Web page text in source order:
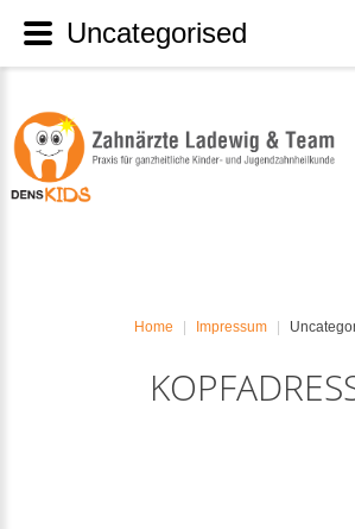
Home Impressum
Uncategorised